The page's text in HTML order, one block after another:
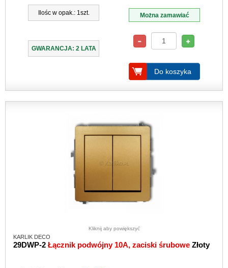
Ilośc w opak.: 1szt.
GWARANCJA: 2 LATA
Można zamawiać
Do koszyka
Kliknij aby powiększyć
KARLIK DECO
29DWP-2 Łącznik podwójny 10A, zaciski śrubowe Złoty